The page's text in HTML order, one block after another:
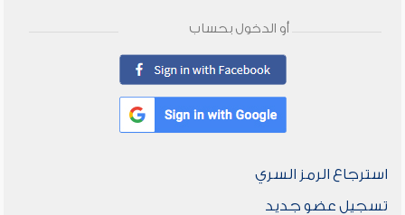
أو الدخول بحساب
استرجاع الرمز السري
تسجيل عضو جديد